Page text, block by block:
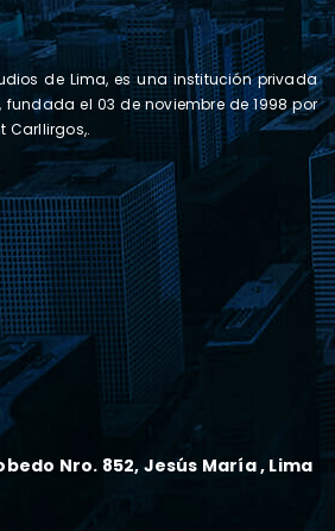
de Lima, es una institución privada
el 03 de noviembre de 1998 por
Carllirgos,.
Nro. 852, Jesús María , Lima